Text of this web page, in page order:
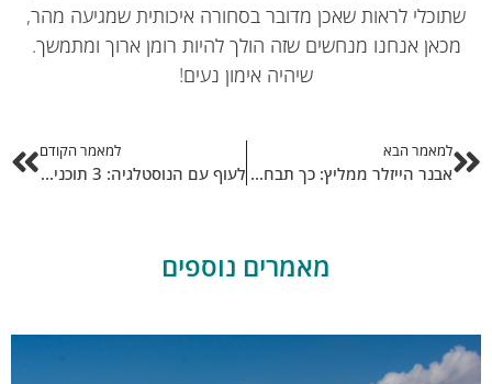
לראות שאכן מדובר בסחורה איכותית שמגיעה מהר,
מכאן אנחנו מנחשים שזה הולך להיות רומן ארוך ומתמשך.
שיהיה אימון נעים!
למאמר הבא
אבנר הייזלר ממליץ: כך תבחרו חברת ביטוח
למאמר הקודם
לעוף עם הנוסטלגיה: 3 תוכניות ברשת ג' שאתם חייבים לשמוע
מאמרים נוספים